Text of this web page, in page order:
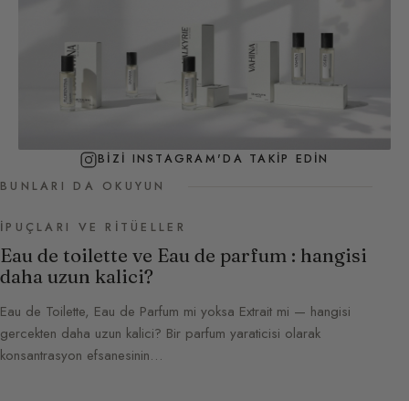
BIZI INSTAGRAM'DA TAKIP EDIN
BUNLARI DA OKUYUN
İPUÇLARI VE RITÜELLER
Eau de toilette ve Eau de parfum : hangisi
daha uzun kalici?
Eau de Toilette, Eau de Parfum mi yoksa Extrait mi — hangisi
gercekten daha uzun kalici? Bir parfum yaraticisi olarak
konsantrasyon efsanesinin…